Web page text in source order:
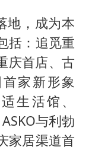
地，成为本
括：追觅重
庆首店、古
家新形象
生活馆、
与利勃
家居渠道首